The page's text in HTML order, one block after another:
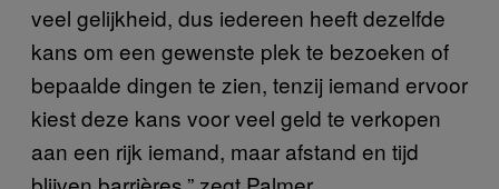
veel gelijkheid, dus iedereen heeft dezelfde
kans om een gewenste plek te bezoeken of
bepaalde dingen te zien, tenzij iemand ervoor
kiest deze kans voor veel geld te verkopen
aan een rijk iemand, maar afstand en tijd